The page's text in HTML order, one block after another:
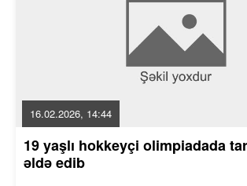
16.02.2026, 14:44
19 yaşlı hokkeyçi olimpiadada
əldə edib